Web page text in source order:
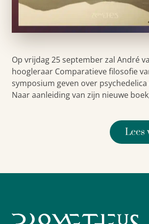
Op vrijdag 25 september zal André
hoogleraar Comparatieve filosofie
symposium geven over psychedelica
Naar aanleiding van zijn nieuwe
Lees